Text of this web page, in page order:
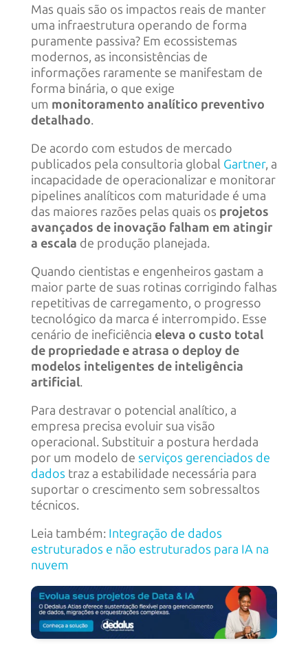
Mas quais são os impactos reais de manter
uma infraestrutura operando de forma
puramente passiva? Em ecossistemas
modernos, as inconsistências de
informações raramente se manifestam de
forma binária, o que exige
um monitoramento analítico preventivo
detalhado.
De acordo com estudos de mercado
publicados pela consultoria global Gartner, a
incapacidade de operacionalizar e monitorar
pipelines analíticos com maturidade é uma
das maiores razões pelas quais os projetos
avançados de inovação falham em atingir
a escala de produção planejada.
Quando cientistas e engenheiros gastam a
maior parte de suas rotinas corrigindo falhas
repetitivas de carregamento, o progresso
tecnológico da marca é interrompido. Esse
cenário de ineficiência eleva o custo total
de propriedade e atrasa o deploy de
modelos inteligentes de inteligência
artificial.
Para destravar o potencial analítico, a
empresa precisa evoluir sua visão
operacional. Substituir a postura herdada
por um modelo de serviços gerenciados de
dados traz a estabilidade necessária para
suportar o crescimento sem sobressaltos
técnicos.
Leia também: Integração de dados
estruturados e não estruturados para IA na
nuvem